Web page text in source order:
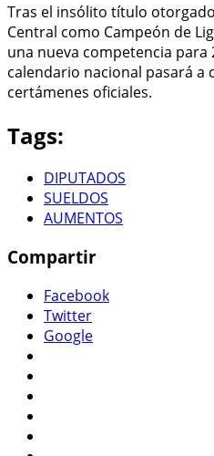
Tras el insólito título
Central como Campeón de
una nueva competencia para
calendario nacional pasará a
certámenes oficiales.
Tags:
DIPUTADOS
SUELDOS
AUMENTOS
Compartir
Facebook
Twitter
Google